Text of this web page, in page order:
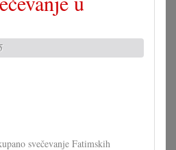
svečevanje Fatimskih